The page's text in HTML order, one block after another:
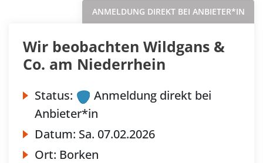
ANMELDUNG DIREKT BEI ANBIETER*IN
Wir beobachten Wildgans &
Co. am Niederrhein
Status:
Anmeldung direkt bei
Anbieter*in
Datum: Sa. 07.02.2026
Ort: Borken